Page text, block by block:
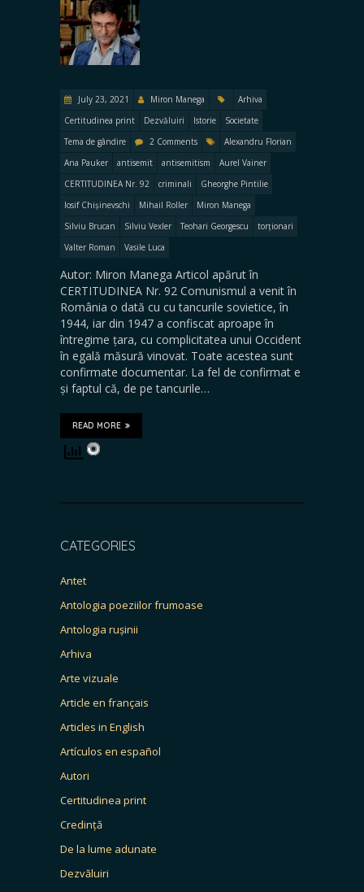
July 23, 2021 Miron Manega
Arhiva
Certitudinea print
Dezvăluiri Istorie
Societate
Tema de gândire
2 Comments
Alexandru Florian
Ana Pauker
antisemit antisemitism
Aurel Vainer
CERTITUDINEA Nr. 92
criminali
Gheorghe Pintilie
Iosif Chișinevschi
Mihail Roller
Miron Manega
Silviu Brucan
Silviu Vexler Teohari Georgescu
torționari
Valter Roman
Vasile Luca
Autor: Miron Manega Articol apărut în
CERTITUDINEA Nr. 92 Comunismul a venit în
România o dată cu cu tancurile sovietice, în
1944, iar din 1947 a confiscat aproape în
întregime țara, cu complicitatea unui Occident
în egală măsură vinovat. Toate acestea sunt
confirmate documentar. La fel de confirmat e
și faptul că, de pe tancurile…
READ MORE
CATEGORIES
Antet
Antologia poeziilor frumoase
Antologia rușinii
Arhiva
Arte vizuale
Article en français
Articles in English
Artículos en español
Autori
Certitudinea print
Credință
De la lume adunate
Dezvăluiri